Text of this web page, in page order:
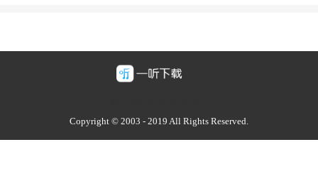
Copyright © 2003 - 2019 All Rights Reserved.